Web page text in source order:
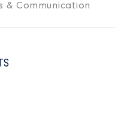
& Communication